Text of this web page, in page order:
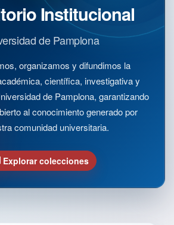
Institucional
de Pamplona
organizamos y difundimos la
científica, investigativa y
de Pamplona, garantizando
al conocimiento generado por
comunidad universitaria.
Explorar colecciones